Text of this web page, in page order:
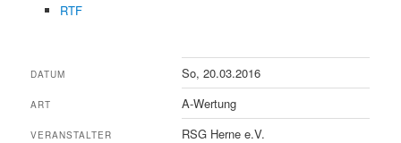
RTF
DATUM So, 20.03.2016
ART A-Wertung
VERANSTALTER RSG Herne e.V.